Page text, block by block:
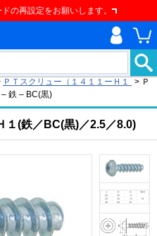
の再設定をお願いします。
ＰＴスクリュー（１４１１ーＨ１ > Ｐ
鉄 – BC(黒)
１(鉄／BC(黒)／2.5／8.0)